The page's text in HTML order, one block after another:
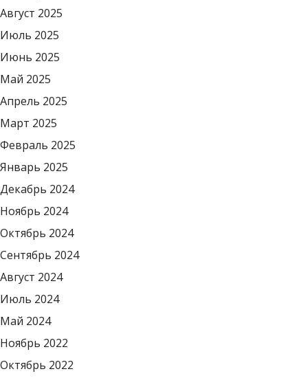
Август 2025
Июль 2025
Июнь 2025
Май 2025
Апрель 2025
Март 2025
Февраль 2025
Январь 2025
Декабрь 2024
Ноябрь 2024
Октябрь 2024
Сентябрь 2024
Август 2024
Июль 2024
Май 2024
Ноябрь 2022
Октябрь 2022